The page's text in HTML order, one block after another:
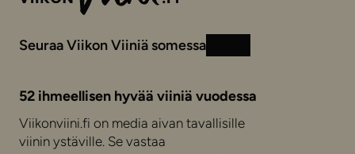
Seuraa Viikon Viiniä somessa Instagram
Facebook
52 ihmeellisen hyvää viiniä vuodessa
Viikonviini.fi on media aivan tavallisille
viinin ystäville. Se vastaa